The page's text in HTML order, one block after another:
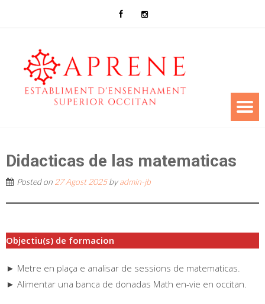
Didacticas de las matematicas
Posted on 27 Agost 2025byadmin-jb
Objectiu(s) de formacion
► Metre en plaça e analisar de sessions de matematicas.
► Alimentar una banca de donadas Math en-vie en occitan.